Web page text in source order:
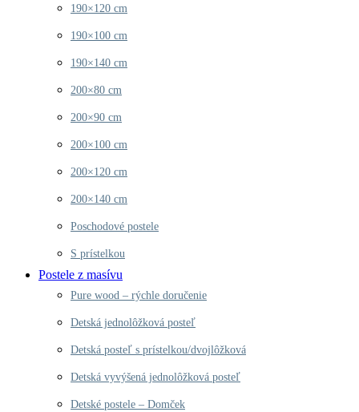
190×120 cm
190×100 cm
190×140 cm
200×80 cm
200×90 cm
200×100 cm
200×120 cm
200×140 cm
Poschodové postele
S prístelkou
Postele z masívu
Pure wood – rýchle doručenie
Detská jednolôžková posteľ
Detská posteľ s prístelkou/dvojlôžková
Detská vyvýšená jednolôžková posteľ
Detské postele – Domček